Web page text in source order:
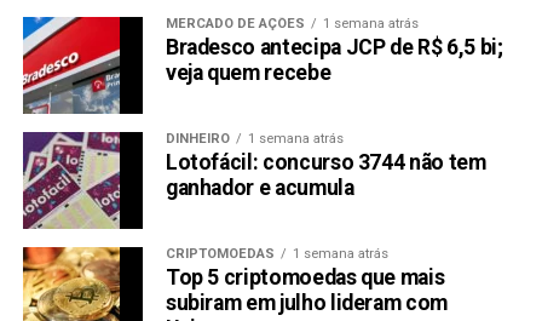
MERCADO DE AÇÕES 1 semana atrás
Bradesco antecipa JCP de R$ 6,5 bi;
veja quem recebe
DINHEIRO 1 semana atrás
Lotofácil: concurso 3744 não tem
ganhador e acumula
CRIPTOMOEDAS 1 semana atrás
Top 5 criptomoedas que mais
subiram em julho lideram com